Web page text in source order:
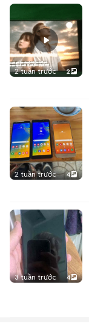
2 tuần trước 2
2 tuần trước 4
3 tuần trước 4